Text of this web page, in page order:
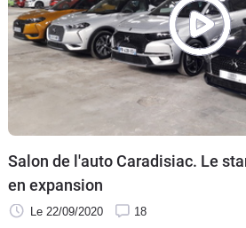
Salon de l'auto Caradisiac. Le
en expansion
Le 22/09/2020 18